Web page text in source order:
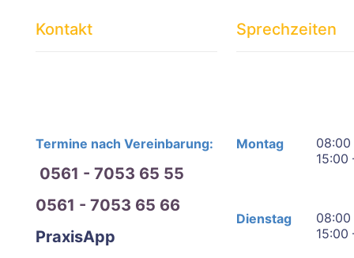
Kontakt Sprechzeiten
Termine nach Vereinbarung:
0561 - 7053 65 55
0561 - 7053 65 66
PraxisApp
Montag
08:00
15:00
Dienstag
08:00
15:00